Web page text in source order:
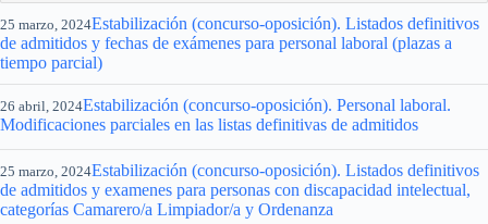
25 marzo, 2024Estabilización (concurso-oposición). Listados definitivos
de admitidos y fechas de exámenes para personal laboral (plazas a
tiempo parcial)
26 abril, 2024Estabilización (concurso-oposición). Personal laboral.
Modificaciones parciales en las listas definitivas de admitidos
25 marzo, 2024Estabilización (concurso-oposición). Listados definitivos
de admitidos y examenes para personas con discapacidad intelectual,
categorías Camarero/a Limpiador/a y Ordenanza